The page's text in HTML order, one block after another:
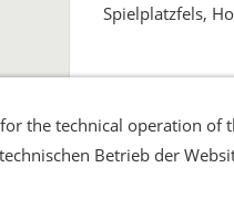
Spielplatzfels,
Widerrufsrecht
the technical operation of
Betrieb der